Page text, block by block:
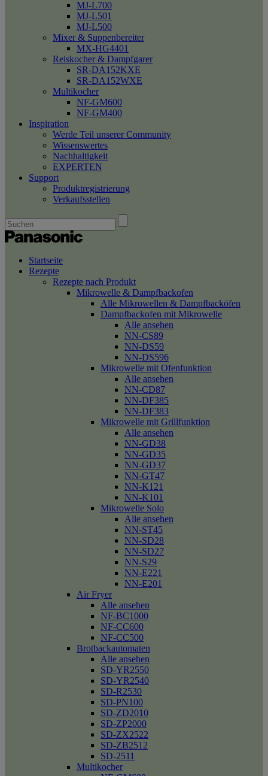
MJ-L700
MJ-L501
MJ-L500
Mixer & Suppenbereiter
MX-HG4401
Reiskocher & Dampfgarer
SR-DA152KXE
SR-DA152WXE
Multikocher
NF-GM600
NF-GM400
Inspiration
Werde Teil unserer Community
Wissenswertes
Nachhaltigkeit
EXPERTEN
Support
Produktregistrierung
Verkaufsstellen
Startseite
Rezepte
Rezepte nach Produkt
Mikrowelle & Dampfbackofen
Alle Mikrowellen & Dampfbacköfen
Dampfbackofen mit Mikrowelle
Alle ansehen
NN-CS89
NN-DS59
NN-DS596
Mikrowelle mit Ofenfunktion
Alle ansehen
NN-CD87
NN-DF385
NN-DF383
Mikrowelle mit Grillfunktion
Alle ansehen
NN-GD38
NN-GD35
NN-GD37
NN-GT47
NN-K121
NN-K101
Mikrowelle Solo
Alle ansehen
NN-ST45
NN-SD28
NN-SD27
NN-S29
NN-E221
NN-E201
Air Fryer
Alle ansehen
NF-BC1000
NF-CC600
NF-CC500
Brotbackautomaten
Alle ansehen
SD-YR2550
SD-YR2540
SD-R2530
SD-PN100
SD-ZD2010
SD-ZP2000
SD-ZX2522
SD-ZB2512
SD-2511
Multikocher